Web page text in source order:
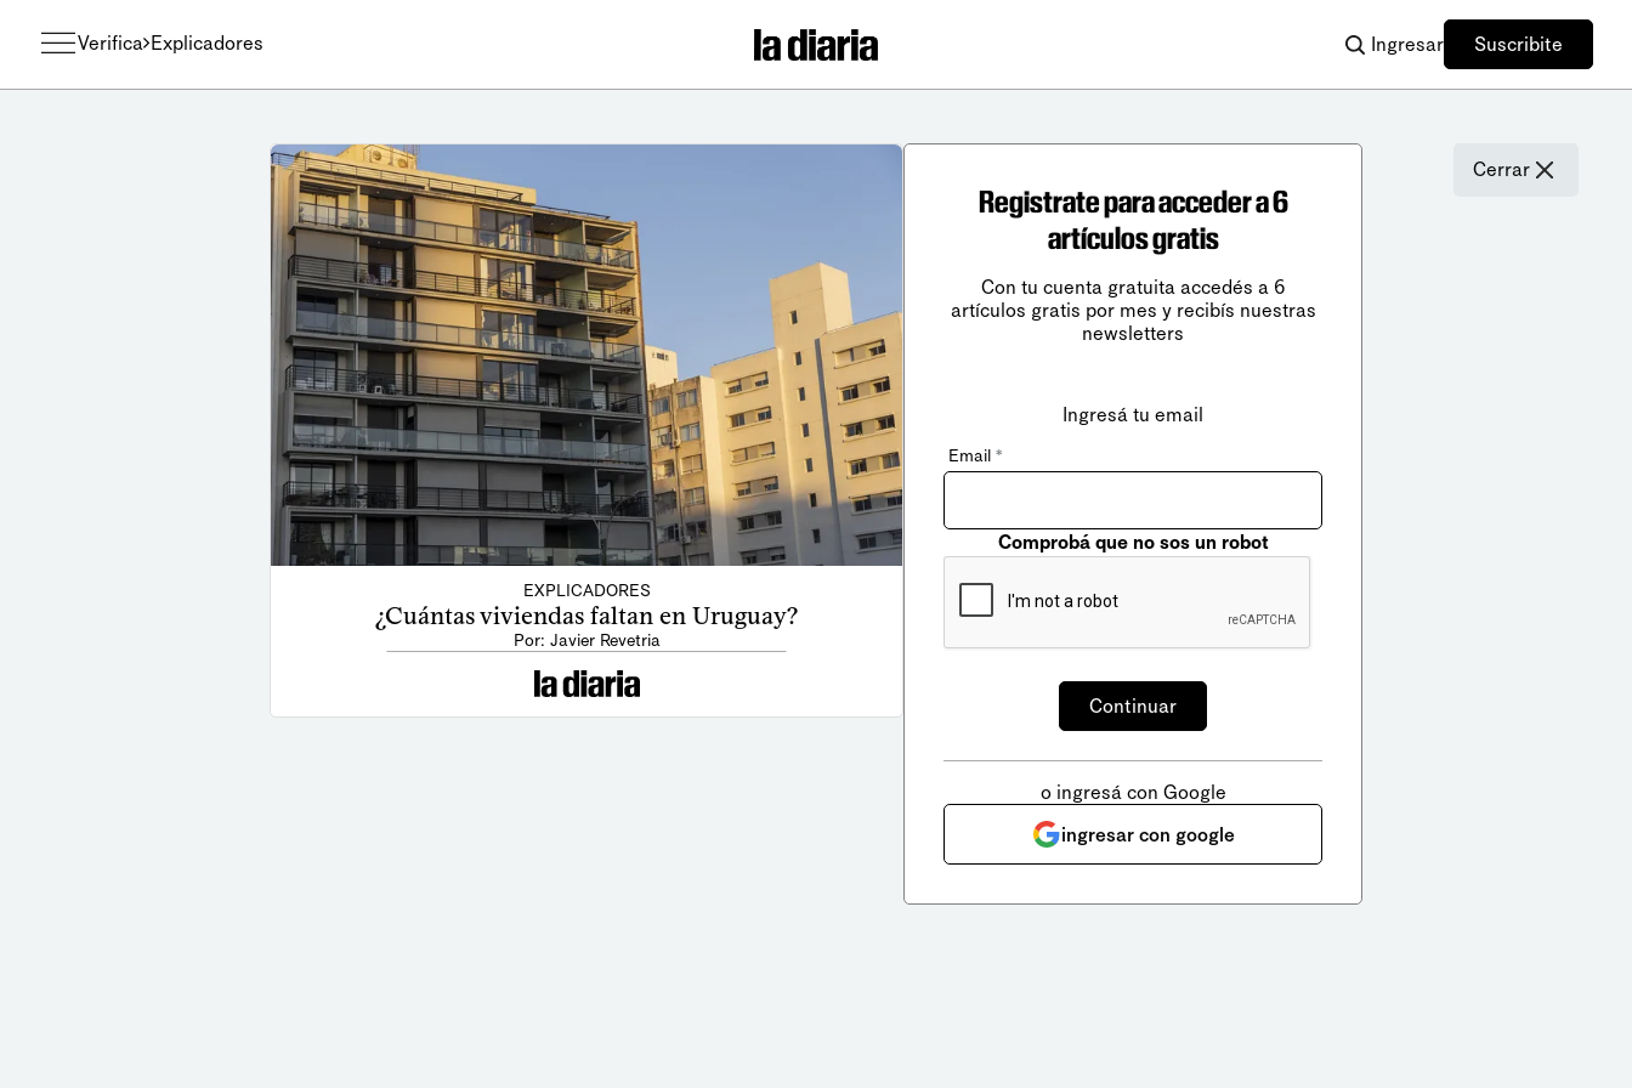
Verifica Explicadores Ingresar Suscribite
EXPLICADORES
¿Cuántas viviendas faltan en Uruguay?
Por: Javier Revetria
Cerrar
Registrate para acceder a 6
artículos gratis
Con tu cuenta gratuita accedés a 6
artículos gratis por mes y recibís nuestras
newsletters
Ingresá tu email
Email *
Comprobá que no sos un robot
o ingresá con Google
ingresar con google